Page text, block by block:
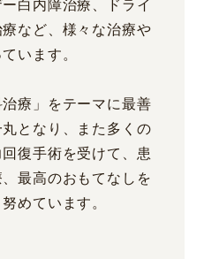
白内障治療、ドライ
など、様々な治療や
います。
治療」をテーマに最善
となり、また多くの
復手術を受けて、患
最高のおもてなしを
めています。